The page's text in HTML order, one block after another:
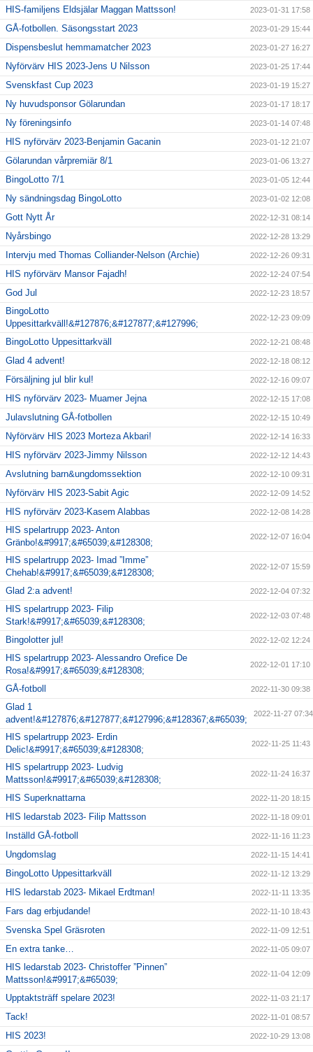
HIS-familjens Eldsjälar Maggan Mattsson! 2023-01-31 17:58
GÅ-fotbollen. Säsongsstart 2023 2023-01-29 15:44
Dispensbeslut hemmamatcher 2023 2023-01-27 16:27
Nyförvärv HIS 2023-Jens U Nilsson 2023-01-25 17:44
Svenskfast Cup 2023 2023-01-19 15:27
Ny huvudsponsor Gölarundan 2023-01-17 18:17
Ny föreningsinfo 2023-01-14 07:48
HIS nyförvärv 2023-Benjamin Gacanin 2023-01-12 21:07
Gölarundan vårpremiär 8/1 2023-01-06 13:27
BingoLotto 7/1 2023-01-05 12:44
Ny sändningsdag BingoLotto 2023-01-02 12:08
Gott Nytt År 2022-12-31 08:14
Nyårsbingo 2022-12-28 13:29
Intervju med Thomas Colliander-Nelson (Archie) 2022-12-26 09:31
HIS nyförvärv Mansor Fajadh! 2022-12-24 07:54
God Jul 2022-12-23 18:57
BingoLotto
Uppesittarkväll!&#127876;&#127877;&#127996;
2022-12-23 09:09
BingoLotto Uppesittarkväll 2022-12-21 08:48
Glad 4 advent! 2022-12-18 08:12
Försäljning jul blir kul! 2022-12-16 09:07
HIS nyförvärv 2023- Muamer Jejna 2022-12-15 17:08
Julavslutning GÅ-fotbollen 2022-12-15 10:49
Nyförvärv HIS 2023 Morteza Akbari! 2022-12-14 16:33
HIS nyförvärv 2023-Jimmy Nilsson 2022-12-12 14:43
Avslutning barn&ungdomssektion 2022-12-10 09:31
Nyförvärv HIS 2023-Sabit Agic 2022-12-09 14:52
HIS nyförvärv 2023-Kasem Alabbas 2022-12-08 14:28
HIS spelartrupp 2023- Anton
Gränbo!&#9917;&#65039;&#128308;
2022-12-07 16:04
HIS spelartrupp 2023- Imad ”Imme”
Chehab!&#9917;&#65039;&#128308;
2022-12-07 15:59
Glad 2:a advent! 2022-12-04 07:32
HIS spelartrupp 2023- Filip
Stark!&#9917;&#65039;&#128308;
2022-12-03 07:48
Bingolotter jul! 2022-12-02 12:24
HIS spelartrupp 2023- Alessandro Orefice De
Rosa!&#9917;&#65039;&#128308;
2022-12-01 17:10
GÅ-fotboll 2022-11-30 09:38
Glad 1
advent!&#127876;&#127877;&#127996;&#128367;&#65039;
2022-11-27 07:34
HIS spelartrupp 2023- Erdin
Delic!&#9917;&#65039;&#128308;
2022-11-25 11:43
HIS spelartrupp 2023- Ludvig
Mattsson!&#9917;&#65039;&#128308;
2022-11-24 16:37
HIS Superknattarna 2022-11-20 18:15
HIS ledarstab 2023- Filip Mattsson 2022-11-18 09:01
Inställd GÅ-fotboll 2022-11-16 11:23
Ungdomslag 2022-11-15 14:41
BingoLotto Uppesittarkväll 2022-11-12 13:29
HIS ledarstab 2023- Mikael Erdtman! 2022-11-11 13:35
Fars dag erbjudande! 2022-11-10 18:43
Svenska Spel Gräsroten 2022-11-09 12:51
En extra tanke… 2022-11-05 09:07
HIS ledarstab 2023- Christoffer ”Pinnen”
Mattsson!&#9917;&#65039;
2022-11-04 12:09
Upptaktsträff spelare 2023! 2022-11-03 21:17
Tack! 2022-11-01 08:57
HIS 2023! 2022-10-29 13:08